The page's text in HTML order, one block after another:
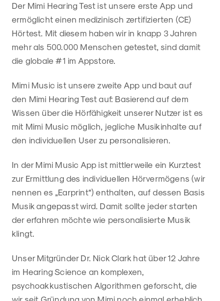
Der Mimi Hearing Test ist unsere erste App und
ermöglicht einen medizinisch zertifizierten (CE)
Hörtest. Mit diesem haben wir in knapp 3 Jahren
mehr als 500.000 Menschen getestet, sind damit
die globale #1 im Appstore.
Mimi Music ist unsere zweite App und baut auf
den Mimi Hearing Test auf: Basierend auf dem
Wissen über die Hörfähigkeit unserer Nutzer ist es
mit Mimi Music möglich, jegliche Musikinhalte auf
den individuellen User zu personalisieren.
In der Mimi Music App ist mittlerweile ein Kurztest
zur Ermittlung des individuellen Hörvermögens (wir
nennen es „Earprint“) enthalten, auf dessen Basis
Musik angepasst wird. Damit sollte jeder starten
der erfahren möchte wie personalisierte Musik
klingt.
Unser Mitgründer Dr. Nick Clark hat über 12 Jahre
im Hearing Science an komplexen,
psychoakkustischen Algorithmen geforscht, die